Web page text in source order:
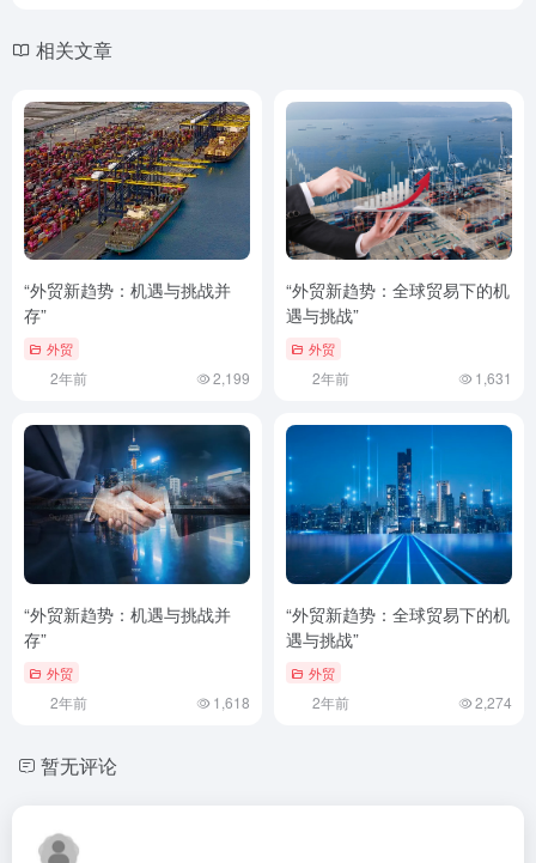
相关文章
“外贸新趋势：机遇与挑战并
存”
外贸
2年前 2,199
“外贸新趋势：全球贸易下的机
遇与挑战”
外贸
2年前 1,631
“外贸新趋势：机遇与挑战并
存”
外贸
2年前 1,618
“外贸新趋势：全球贸易下的机
遇与挑战”
外贸
2年前 2,274
暂无评论